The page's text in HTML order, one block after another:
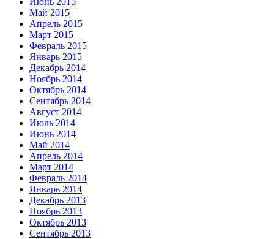
Май 2015
Апрель 2015
Март 2015
Февраль 2015
Январь 2015
Декабрь 2014
Ноябрь 2014
Октябрь 2014
Сентябрь 2014
Август 2014
Июль 2014
Июнь 2014
Май 2014
Апрель 2014
Март 2014
Февраль 2014
Январь 2014
Декабрь 2013
Ноябрь 2013
Октябрь 2013
Сентябрь 2013